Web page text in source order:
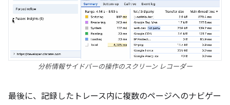
分析情報サイドバーの操作のスクリーン レコーダー
最後に、記録したトレース内に複数のページへのナビゲー